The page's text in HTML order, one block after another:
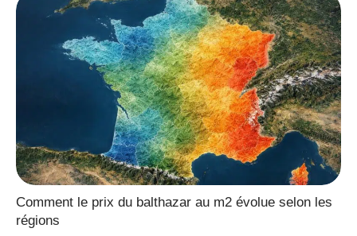
Comment le prix du balthazar au m2 évolue selon les
régions